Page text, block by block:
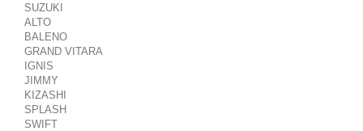
SUZUKI
ALTO
BALENO
GRAND VITARA
IGNIS
JIMMY
KIZASHI
SPLASH
SWIFT